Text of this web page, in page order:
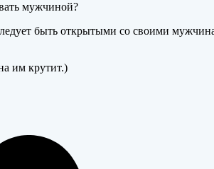
мужчиной?
быть открытыми со своими
им крутит.)